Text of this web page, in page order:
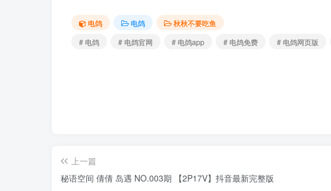
电鸽 电鸽
秋秋不要吃鱼
# 电鸽
# 电鸽官网 # 电鸽app # 电鸽免费 # 电鸽网页版
上一篇
秘语空间 倩倩 岛遇 NO.003期 【2P17V】抖音最新完整版